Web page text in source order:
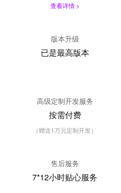
查看详情 >
版本升级
已是最高版本
高级定制开发服务
按需付费
（赠送1万元定制开发）
售后服务
7*12小时贴心服务